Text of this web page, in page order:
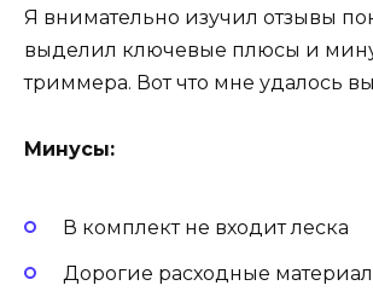
Я внимательно изучил отзывы
выделил ключевые плюсы и
триммера. Вот что мне удалось
Минусы:
В комплект не входит леска
Дорогие расходные